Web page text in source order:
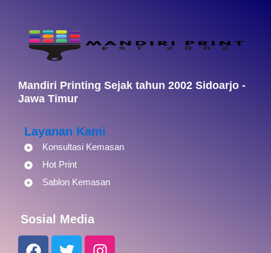
Mandiri Printing Sejak tahun 2002 Sidoarjo -
Jawa Timur
Layanan Kami
Konsultasi Kemasan
Hot Print
Sablon Kemasan
Sosial Media
F
T
I